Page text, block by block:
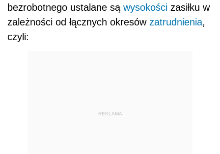
bezrobotnego ustalane są wysokości zasiłku w
zależności od łącznych okresów zatrudnienia,
czyli:
REKLAMA